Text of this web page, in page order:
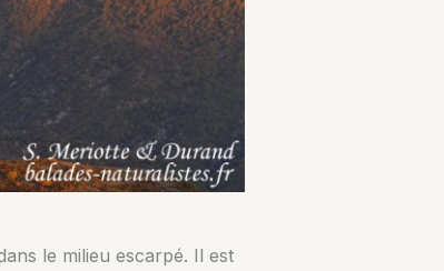
le milieu escarpé. Il est